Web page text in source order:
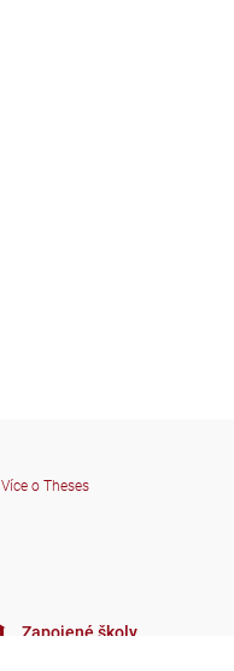
Více o Theses
Zapojené školy